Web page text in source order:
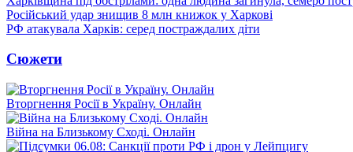
Російський удар знищив 8 млн книжок у Харкові
РФ атакувала Харків: серед постраждалих діти
Сюжети
Вторгнення Росії в Україну. Онлайн
Війна на Близькому Сході. Онлайн